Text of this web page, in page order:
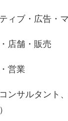
ィブ・広告・
店舗・販売
営業
ンサルタント